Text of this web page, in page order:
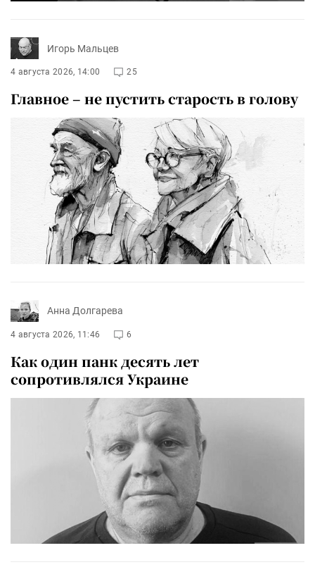
Игорь Мальцев
4 августа 2026, 14:00 25
Главное – не пустить старость в голову
Анна Долгарева
4 августа 2026, 11:46 6
Как один панк десять лет
сопротивлялся Украине